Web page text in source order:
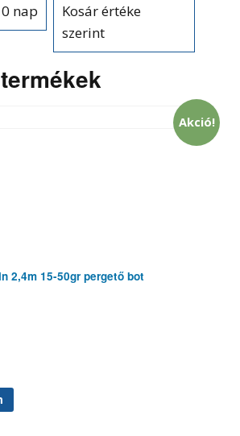
nap
Kosár értéke
szerint
Akció!
2,4m 15-50gr pergető bot